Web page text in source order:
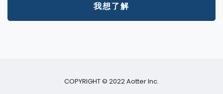
我想了解
COPYRIGHT © 2022 Aotter Inc.